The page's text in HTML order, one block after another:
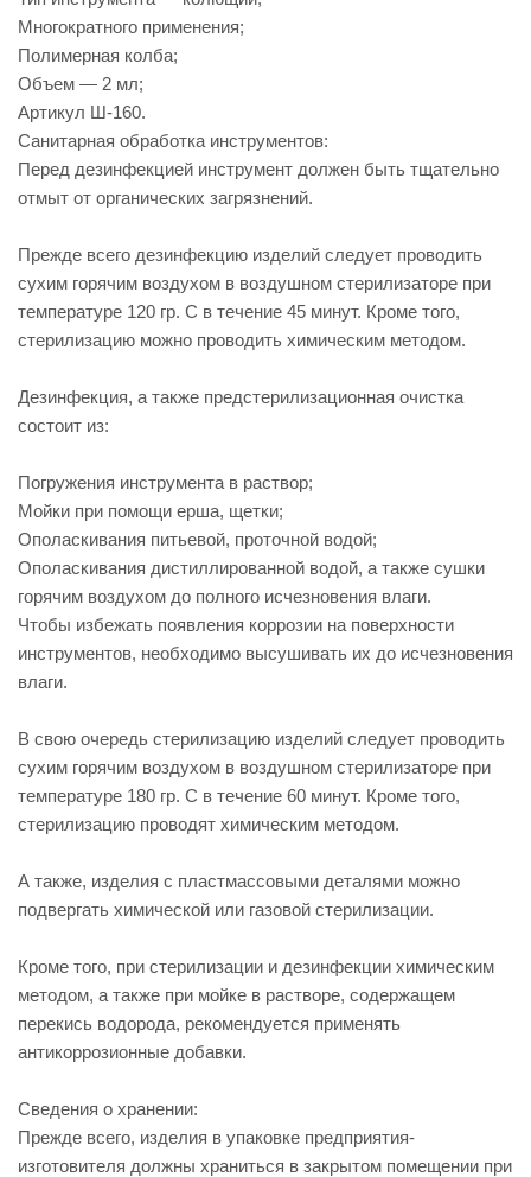
Многократного применения;
Полимерная колба;
Объем — 2 мл;
Артикул Ш-160.
Санитарная обработка инструментов:
Перед дезинфекцией инструмент должен быть тщательно
отмыт от органических загрязнений.
Прежде всего дезинфекцию изделий следует проводить
сухим горячим воздухом в воздушном стерилизаторе при
температуре 120 гр. С в течение 45 минут. Кроме того,
стерилизацию можно проводить химическим методом.
Дезинфекция, а также предстерилизационная очистка
состоит из:
Погружения инструмента в раствор;
Мойки при помощи ерша, щетки;
Ополаскивания питьевой, проточной водой;
Ополаскивания дистиллированной водой, а также сушки
горячим воздухом до полного исчезновения влаги.
Чтобы избежать появления коррозии на поверхности
инструментов, необходимо высушивать их до исчезновения
влаги.
В свою очередь стерилизацию изделий следует проводить
сухим горячим воздухом в воздушном стерилизаторе при
температуре 180 гр. С в течение 60 минут. Кроме того,
стерилизацию проводят химическим методом.
А также, изделия с пластмассовыми деталями можно
подвергать химической или газовой стерилизации.
Кроме того, при стерилизации и дезинфекции химическим
методом, а также при мойке в растворе, содержащем
перекись водорода, рекомендуется применять
антикоррозионные добавки.
Сведения о хранении:
Прежде всего, изделия в упаковке предприятия-
изготовителя должны храниться в закрытом помещении при